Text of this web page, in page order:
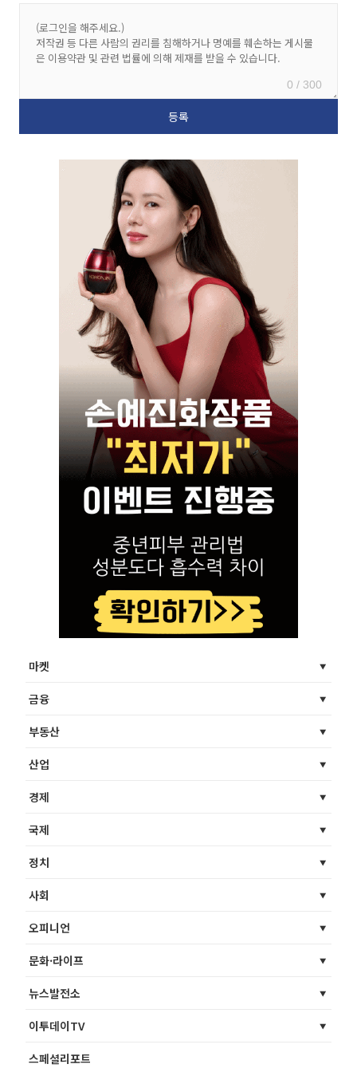
0 / 300
마켓
금융
부동산
산업
경제
국제
정치
사회
오피니언
문화·라이프
뉴스발전소
이투데이TV
스페셜리포트